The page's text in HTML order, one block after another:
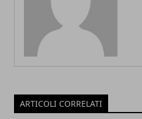
ARTICOLI CORRELATI